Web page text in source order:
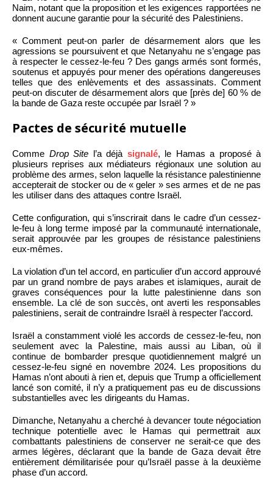
Naim, notant que la proposition et les exigences rapportées ne
donnent aucune garantie pour la sécurité des Palestiniens.
« Comment peut-on parler de désarmement alors que les
agressions se poursuivent et que Netanyahu ne s’engage pas
à respecter le cessez-le-feu ? Des gangs armés sont formés,
soutenus et appuyés pour mener des opérations dangereuses
telles que des enlèvements et des assassinats. Comment
peut-on discuter de désarmement alors que [près de] 60 % de
la bande de Gaza reste occupée par Israël ? »
Pactes de sécurité mutuelle
Comme Drop Site l’a déjà signalé, le Hamas a proposé à
plusieurs reprises aux médiateurs régionaux une solution au
problème des armes, selon laquelle la résistance palestinienne
accepterait de stocker ou de « geler » ses armes et de ne pas
les utiliser dans des attaques contre Israël.
Cette configuration, qui s’inscrirait dans le cadre d’un cessez-
le-feu à long terme imposé par la communauté internationale,
serait approuvée par les groupes de résistance palestiniens
eux-mêmes.
La violation d’un tel accord, en particulier d’un accord approuvé
par un grand nombre de pays arabes et islamiques, aurait de
graves conséquences pour la lutte palestinienne dans son
ensemble. La clé de son succès, ont averti les responsables
palestiniens, serait de contraindre Israël à respecter l’accord.
Israël a constamment violé les accords de cessez-le-feu, non
seulement avec la Palestine, mais aussi au Liban, où il
continue de bombarder presque quotidiennement malgré un
cessez-le-feu signé en novembre 2024. Les propositions du
Hamas n’ont abouti à rien et, depuis que Trump a officiellement
lancé son comité, il n’y a pratiquement pas eu de discussions
substantielles avec les dirigeants du Hamas.
Dimanche, Netanyahu a cherché à devancer toute négociation
technique potentielle avec le Hamas qui permettrait aux
combattants palestiniens de conserver ne serait-ce que des
armes légères, déclarant que la bande de Gaza devait être
entièrement démilitarisée pour qu’Israël passe à la deuxième
phase d’un accord.